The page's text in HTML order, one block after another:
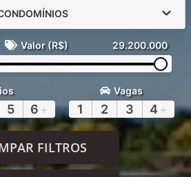
Valor (R$) 29.200.000
5 6 +
Vagas
1 2 3 4 +
FILTROS